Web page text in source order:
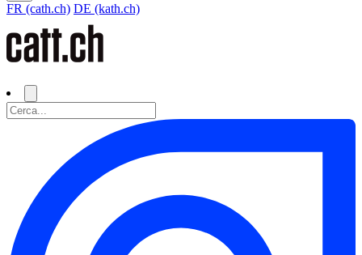
FR (cath.ch) DE (kath.ch)